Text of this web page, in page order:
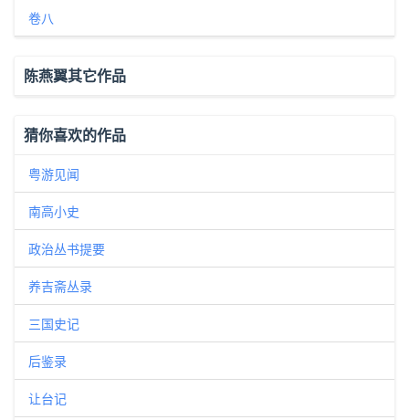
卷八
陈燕翼其它作品
猜你喜欢的作品
粤游见闻
南高小史
政治丛书提要
养吉斋丛录
三国史记
后鉴录
让台记